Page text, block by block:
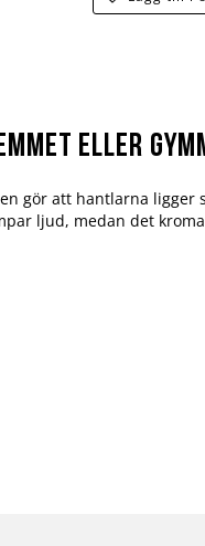
eller
gör att hantlarna
ljud, medan det